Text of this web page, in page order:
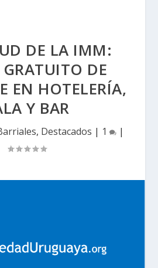
DE LA IMM:
GRATUITO DE
EN HOTELERÍA,
Y BAR
, Destacados | 1 |